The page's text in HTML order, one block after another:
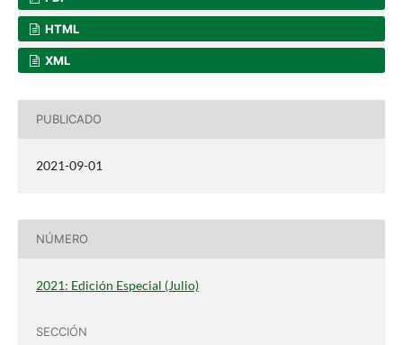
HTML
XML
PUBLICADO
2021-09-01
NÚMERO
2021: Edición Especial (Julio)
SECCIÓN